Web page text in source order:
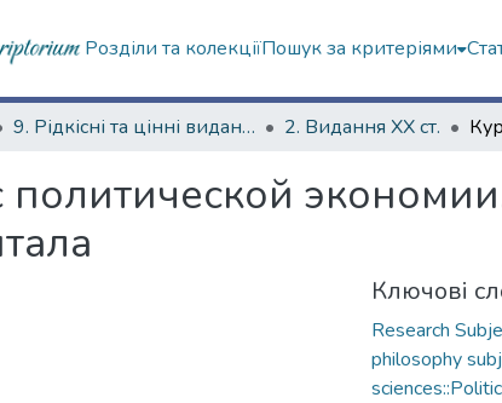
Розділи та колекціїПошук за критеріями
9. Рідкісні та цінні видання 2. Видання ХХ ст.
политической
Ключові
Research
philosophy